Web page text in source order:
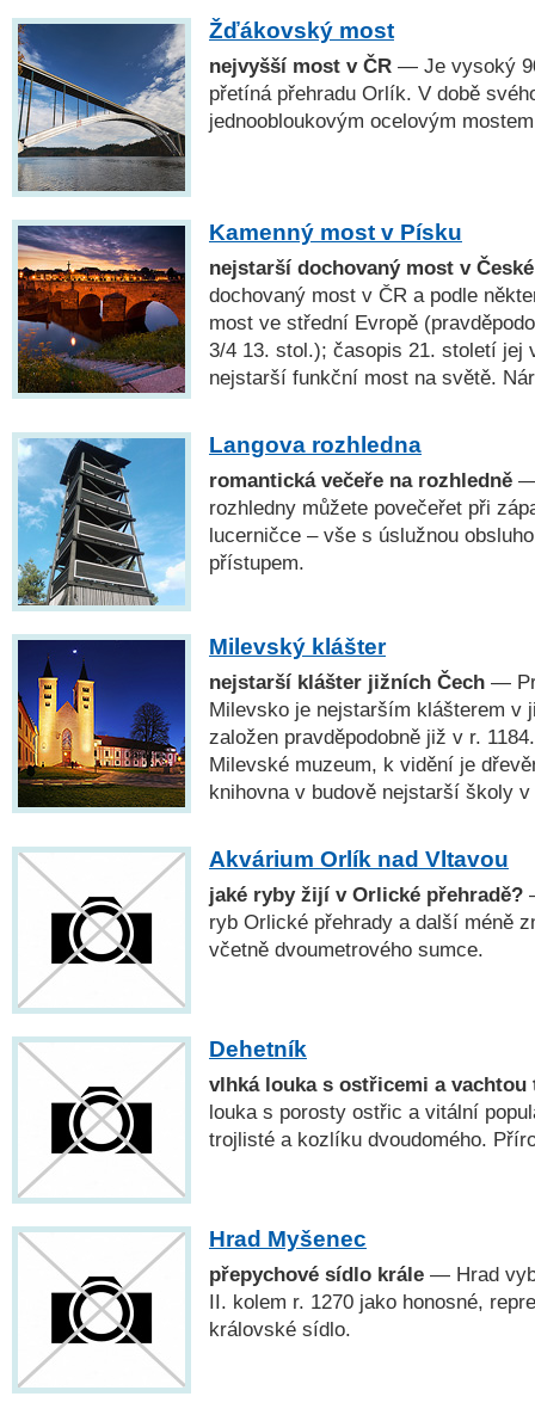
Žďákovský most
nejvyšší most v ČR — Je vysoký
přetíná přehradu Orlík. V době
jednoobloukovým ocelovým
Kamenný most v Písku
nejstarší dochovaný most v
dochovaný most v ČR a podle
most ve střední Evropě
3/4 13. stol.); časopis 21. století jej
nejstarší funkční most na světě.
Langova rozhledna
romantická večeře na rozhledně —
rozhledny můžete povečeřet při
lucerničce – vše s úslužnou
přístupem.
Milevský klášter
nejstarší klášter jižních Čech —
Milevsko je nejstarším klášterem v
založen pravděpodobně již v r.
Milevské muzeum, k vidění je
knihovna v budově nejstarší školy
Akvárium Orlík nad Vltavou
jaké ryby žijí v Orlické přehradě?
ryb Orlické přehrady a další méně
včetně dvoumetrového sumce.
Dehetník
vlhká louka s ostřicemi a
louka s porosty ostřic a vitální
trojlisté a kozlíku dvoudomého.
Hrad Myšenec
přepychové sídlo krále — Hrad
II. kolem r. 1270 jako honosné,
královské sídlo.